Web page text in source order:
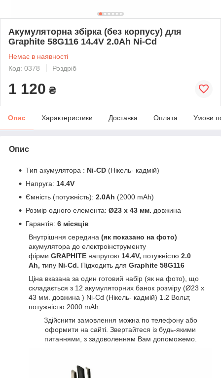
Акумуляторна збірка (без корпусу) для
Graphite 58G116 14.4V 2.0Ah Ni-Cd
Немає в наявності
Код: 0378
Роздріб
1 120 ₴
Опис Характеристики Доставка Оплата Умови
Опис
Тип акумулятора : Ni-CD (Нікель- кадмій)
Напруга: 14.4V
Ємність (потужність): 2.0Ah (2000 mAh)
Розмір одного елемента: Ø23 x 43 мм. довжина
Гарантія: 6 місяців
Внутрішння середина (як показано на фото)
акумулятора до електроінструменту
фірми GRAPHITE напругою 14.4V, потужністю 2.0
Ah, типу Ni-Cd. Підходить для Graphite 58G116
Ціна вказана за один готовий набір (як на фото), що
складається з 12 акумуляторних банок розміру (Ø23 x
43 мм. довжина ) Ni-Сd (Нікель- кадмій) 1.2 Вольт,
потужністю 2000 mAh.
Здійснити замовлення можна по телефону або
оформити на сайті. Звертайтеся із будь-якими
питаннями, з задоволенням Вам допоможемо.